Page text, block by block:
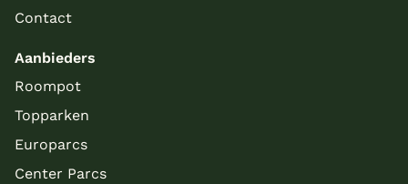
Contact
Aanbieders
Roompot
Topparken
Europarcs
Center Parcs